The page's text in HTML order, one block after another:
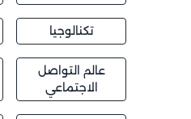
تكنالوجيا
عالم التواصل
الاجتماعي